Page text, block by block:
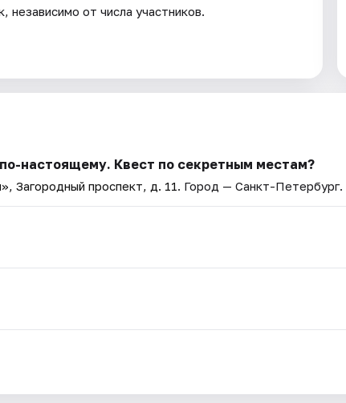
независимо от числа участников.
настоящему. Квест по секретным местам?
Загородный проспект, д. 11. Город — Санкт-Петербург.